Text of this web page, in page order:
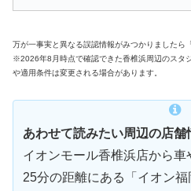
万が一事実と異なる誤認情報がみつかりましたら
※2026年8月時点で確認できた香椎浜周辺のスタ
や適用条件は変更される場合があります。
あわせて読みたい周辺の店舗
イオンモール香椎浜店から
25分の距離にある「イオン